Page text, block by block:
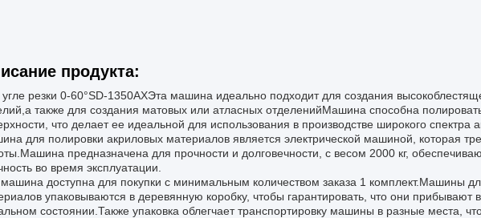
продукта:
резки 0-60°SD-1350AXЭта машина идеально подходит для создания
также для создания матовых или атласных отделенийМашина способна
что делает ее идеальной для использования в производстве широкого спектра
для полировки акриловых материалов является электрической машиной, которая
предназначена для прочности и долговечности, с весом 2000 кг,
во время эксплуатации.
доступна для покупки с минимальным количеством заказа 1 комплект.Машины
упаковываются в деревянную коробку, чтобы гарантировать, что они прибывают
состоянии.Также упаковка облегчает транспортировку машины в разные места,